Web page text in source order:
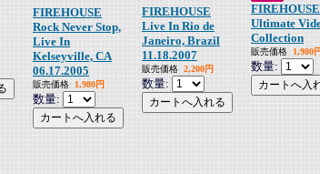
FIREHOUSE
Rock Never Stop,
Live In
Kelseyville, CA
06.17.2005
販売価格 1,980円
数量:
FIREHOUSE
Live In Rio de
Janeiro, Brazil
11.18.2007
販売価格 2,200円
数量:
FIREHOUSE
Ultimate
Collection
販売価格 1,980
数量: